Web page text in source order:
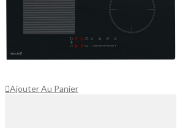
Ajouter Au Panier